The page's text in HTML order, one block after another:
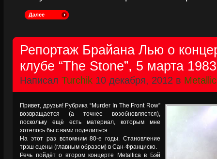
Далее
Репортаж Брайана Лью о
клубе “The Stone”, 5 марта
Написал Turchik 10 декабря, 2012 в
Привет, друзья! Рубрика “Murder In The Front Row”
возвращается (а точнее возобновляется),
поскольку ещё есть материал, которым мне
хотелось бы с вами поделиться.
На этот раз вспомним 80-е годы. Становление
трэш сцены (главным образом) в Сан-Франциско.
Речь пойдёт о втором концерте Metallica в Бэй